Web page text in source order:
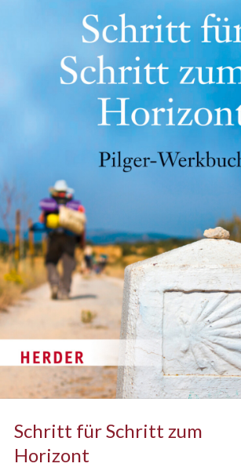
Schritt für Schritt zum
Horizont